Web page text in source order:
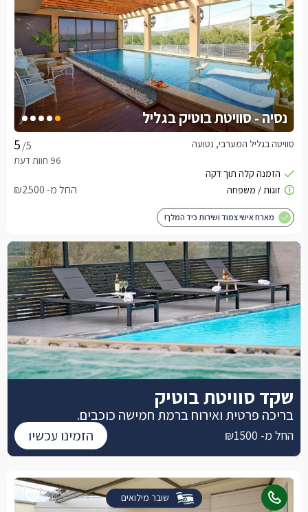
נסיה - סוויטת בוטיק בגליל
/5 סוויטה בגליל המערבי, נטועה
החל מ- ₪2500
מארח אישי צמוד ושירות כיד המלך!
שובר מילואים
שקד סוויטת בוטיק
בריכה פרטית ואירוח ברמת חמישה כוכבים.
החל מ- ₪1500 הזמינו עכשיו